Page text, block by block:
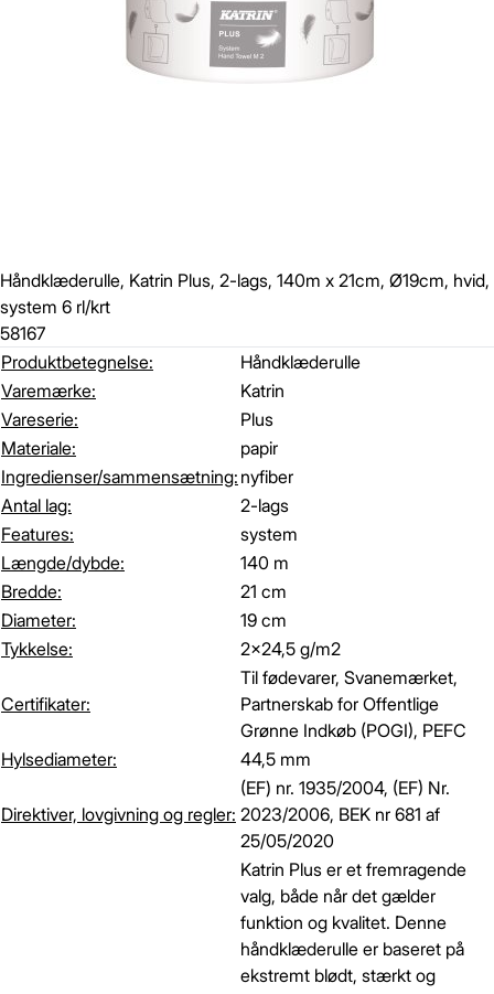
Håndklæderulle, Katrin Plus, 2-lags, 140m x 21cm, Ø19cm, hvid,
system 6 rl/krt
58167
Produktbetegnelse:
Håndklæderulle
Varemærke:
Katrin
Vareserie:
Plus
Materiale:
papir
Ingredienser/sammensætning: nyfiber
Antal lag:
2-lags
Features:
system
Længde/dybde:
140 m
Bredde:
21 cm
Diameter:
19 cm
Tykkelse:
2x24,5 g/m2
Certifikater:
Til fødevarer, Svanemærket,
Partnerskab for Offentlige
Grønne Indkøb (POGI), PEFC
Hylsediameter:
44,5 mm
Direktiver, lovgivning og regler:
(EF) nr. 1935/2004, (EF) Nr.
2023/2006, BEK nr 681 af
25/05/2020
Katrin Plus er et fremragende
valg, både når det gælder
funktion og kvalitet. Denne
håndklæderulle er baseret på
ekstremt blødt, stærkt og
Gem